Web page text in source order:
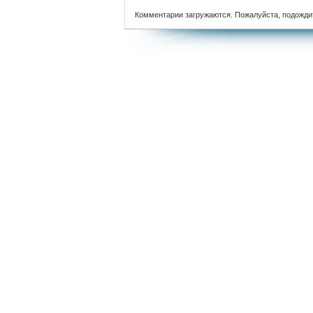
Комментарии загружаются. Пожалуйста,